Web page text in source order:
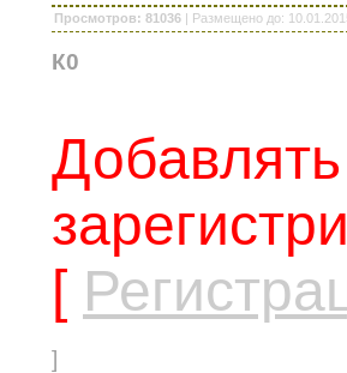
Просмотров: 81036 | Размещено до:
К0
[
]